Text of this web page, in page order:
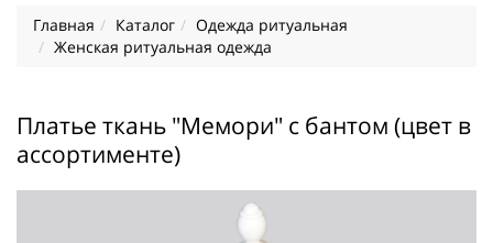
Главная Каталог
Одежда ритуальная
Женская ритуальная одежда
Платье ткань "Мемори" с бантом (цвет в
ассортименте)